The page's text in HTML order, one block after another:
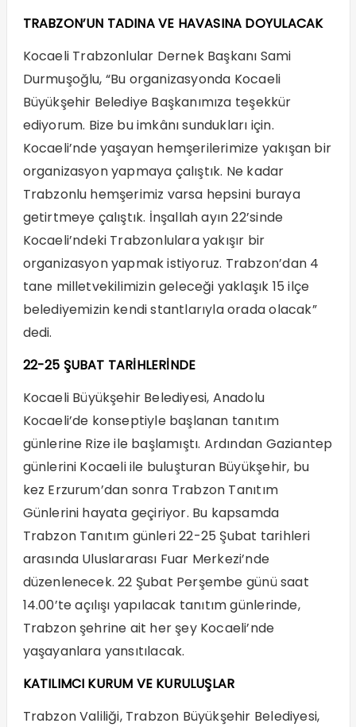
TRABZON’UN TADINA VE HAVASINA DOYULACAK
Kocaeli Trabzonlular Dernek Başkanı Sami
Durmuşoğlu, “Bu organizasyonda Kocaeli
Büyükşehir Belediye Başkanımıza teşekkür
ediyorum. Bize bu imkânı sundukları için.
Kocaeli’nde yaşayan hemşerilerimize yakışan bir
organizasyon yapmaya çalıştık. Ne kadar
Trabzonlu hemşerimiz varsa hepsini buraya
getirtmeye çalıştık. İnşallah ayın 22’sinde
Kocaeli’ndeki Trabzonlulara yakışır bir
organizasyon yapmak istiyoruz. Trabzon’dan 4
tane milletvekilimizin geleceği yaklaşık 15 ilçe
belediyemizin kendi stantlarıyla orada olacak”
dedi.
22-25 ŞUBAT TARİHLERİNDE
Kocaeli Büyükşehir Belediyesi, Anadolu
Kocaeli’de konseptiyle başlanan tanıtım
günlerine Rize ile başlamıştı. Ardından Gaziantep
günlerini Kocaeli ile buluşturan Büyükşehir, bu
kez Erzurum’dan sonra Trabzon Tanıtım
Günlerini hayata geçiriyor. Bu kapsamda
Trabzon Tanıtım günleri 22-25 Şubat tarihleri
arasında Uluslararası Fuar Merkezi’nde
düzenlenecek. 22 Şubat Perşembe günü saat
14.00’te açılışı yapılacak tanıtım günlerinde,
Trabzon şehrine ait her şey Kocaeli’nde
yaşayanlara yansıtılacak.
KATILIMCI KURUM VE KURULUŞLAR
Trabzon Valiliği, Trabzon Büyükşehir Belediyesi,